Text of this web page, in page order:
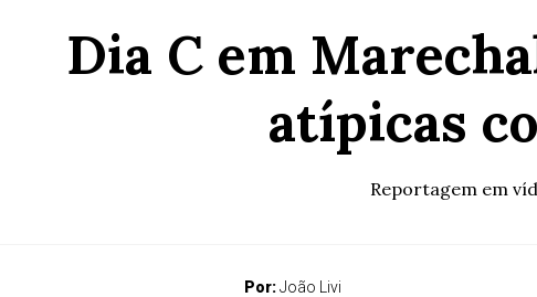
Dia C em
atípicas
Reportagem em
Por:João Livi